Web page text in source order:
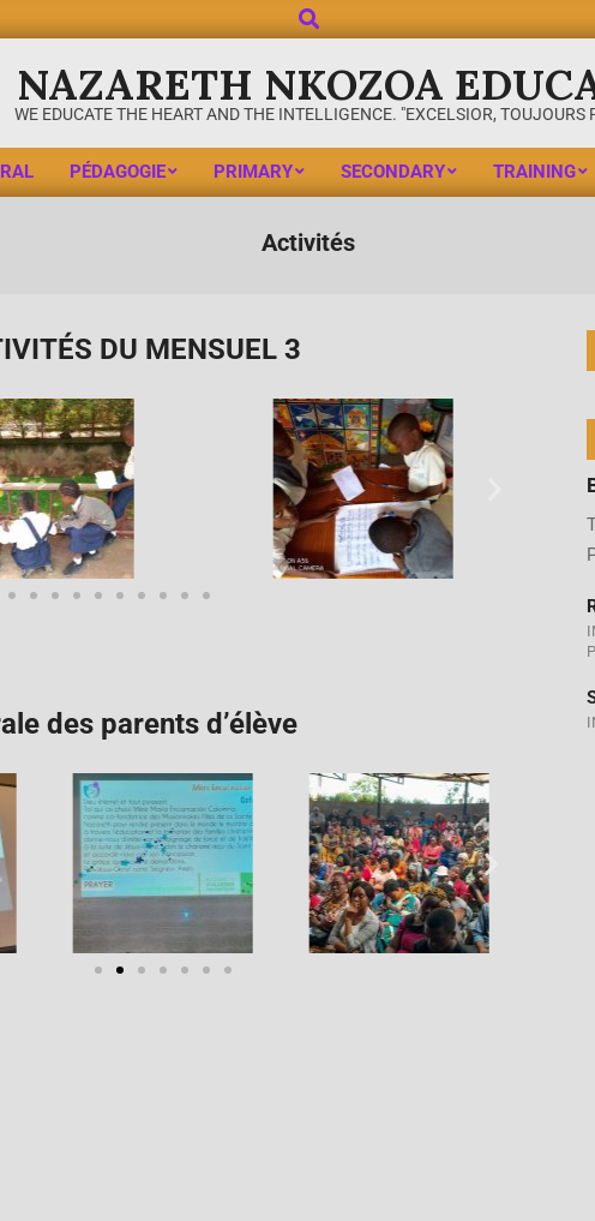
NAZARETH NKOZOA
WE EDUCATE THE HEART AND THE INTELLIGENCE. "EXCELSIOR, TOUJOURS
PÉDAGOGIE PRIMARY SECONDARY TRAINING
Activités
DU MENSUEL 3
des parents d’élève